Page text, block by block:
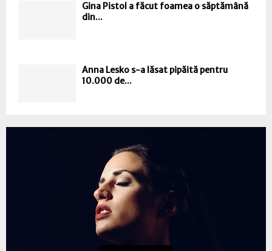
Gina Pistol a făcut foamea o săptămână
din...
Anna Lesko s-a lăsat pipăită pentru
10.000 de...